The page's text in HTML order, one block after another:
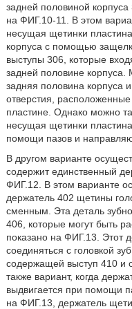
задней половиной
на ФИГ.10-11. В этом
несущая щетинки
корпуса с помощью
выступы 306, которые
задней половине корпуса.
задняя половина корпуса
отверстия,
пластине. Однако можно
несущая щетинки
помощи пазов и
В другом варианте
содержит единственный
ФИГ.12. В этом варианте
держатель 402 щетины
сменным. Эта деталь
406, которые могут быть
показано на ФИГ.13. Этот
соединяться с головкой
содержащей выступ 410 и
также вариант, когда
выдвигается при помощи
на ФИГ.13, держатель